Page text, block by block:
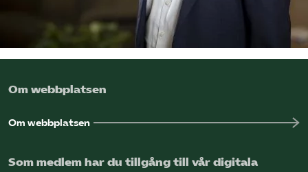
Omsättningsstatistik
Webbutik
Mina sidor
Om webbplatsen
Om webbplatsen
Som medlem har du tillgång till vår digitala